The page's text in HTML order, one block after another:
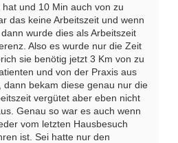
und 10 Min auch von zu
das keine Arbeitszeit und wenn
wurde dies als Arbeitszeit
Also es wurde nur die Zeit
sie benötig jetzt 3 Km von zu
und von der Praxis aus
dann bekam diese genau nur die
vergütet aber eben nicht
Genau so war es auch wenn
vom letzten Hausbesuch
ist. Sei hatte nur den